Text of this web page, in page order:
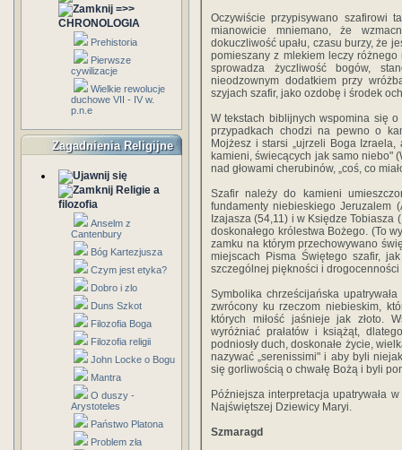
=>>
CHRONOLOGIA
Prehistoria
Pierwsze
cywilizacje
Wielkie rewolucje
duchowe VII - IV w.
p.n.e
Zagadnienia Religijne
Religie a
filozofia
Anselm z
Cantenbury
Bóg Kartezjusza
Czym jest etyka?
Dobro i zlo
Duns Szkot
Filozofia Boga
Filozofia religii
John Locke o Bogu
Mantra
O duszy -
Arystoteles
Państwo Platona
Problem zła
Oczywiście przypisywano szafirowi
mianowicie mniemano, że
dokuczliwość upału, czasu burzy, że
pomieszany z mlekiem leczy
sprowadza życzliwość bogów,
nieodzownym dodatkiem przy
szyjach szafir, jako ozdobę i środek
W tekstach biblijnych wspomina się
przypadkach chodzi na pewno o
Mojżesz i starsi „ujrzeli Boga
kamieni, świecących jak samo niebo"
nad głowami cherubinów, „coś, co
Szafir należy do kamieni
fundamenty niebieskiego Jeruzalem
Izajasza (54,11) i w Księdze
doskonałego królestwa Bożego. (To
zamku na którym przechowywano
miejscach Pisma Świętego szafir,
szczególnej piękności i
Symbolika chrześcijańska
zwrócony ku rzeczom niebieskim,
których miłość jaśnieje jak złoto.
wyróżniać prałatów i książąt,
podniosły duch, doskonałe życie,
nazywać „serenissimi" i aby byli
się gorliwością o chwałę Bożą i byli
Późniejsza interpretacja upatrywała
Najświętszej Dziewicy Maryi.
Szmaragd